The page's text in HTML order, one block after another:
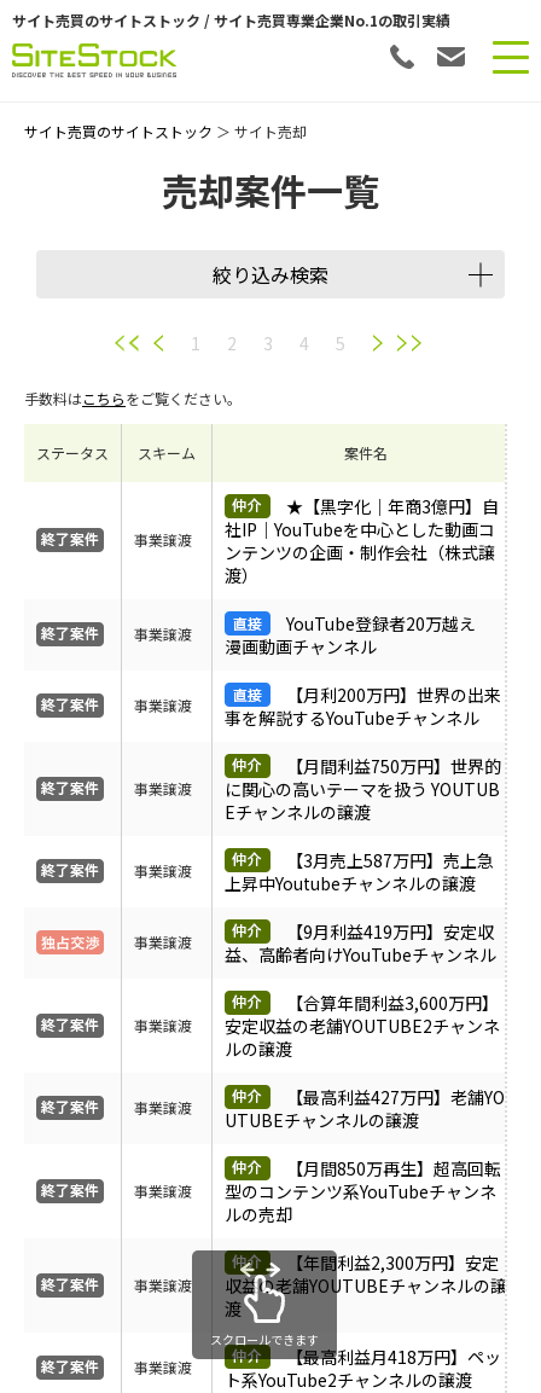
サイト売買のサイトストック / サイト売買専業企業No.1の取引実績
サイト売買のサイトストック ＞ サイト売却
売却案件一覧
絞り込み検索
譲渡スキーム
会員数
希望価格
月間売上
サイト形態
カテゴリ
フリーワード
業界・業種
受付中のみ表示
1 2 3 4 5
手数料はこちらをご覧ください。
ステータス スキーム 案件名
事業譲渡
★【黒字化｜年商3億円】自
社IP｜YouTubeを中心とした動画コ
ンテンツの企画・制作会社（株式譲
渡）
事業譲渡
YouTube登録者20万越え
漫画動画チャンネル
事業譲渡
【月利200万円】世界の出来
事を解説するYouTubeチャンネル
事業譲渡
【月間利益750万円】世界的
に関心の高いテーマを扱う YOUTUB
Eチャンネルの譲渡
事業譲渡
【3月売上587万円】売上急
上昇中Youtubeチャンネルの譲渡
事業譲渡
【9月利益419万円】安定収
益、高齢者向けYouTubeチャンネル
事業譲渡
【合算年間利益3,600万円】
安定収益の老舗YOUTUBE2チャンネ
ルの譲渡
事業譲渡
【最高利益427万円】老舗YO
UTUBEチャンネルの譲渡
事業譲渡
【月間850万再生】超高回転
型のコンテンツ系YouTubeチャンネ
ルの売却
事業譲渡
【年間利益2,300万円】安定
収益の老舗YOUTUBEチャンネルの譲
渡
事業譲渡
【最高利益月418万円】ペッ
ト系YouTube2チャンネルの譲渡
スクロールできます